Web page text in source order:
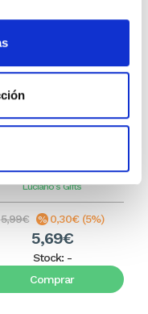
Luciano's Gifts
5,99€ 0,30€ (5%)
5,69€
Stock: -
Comprar